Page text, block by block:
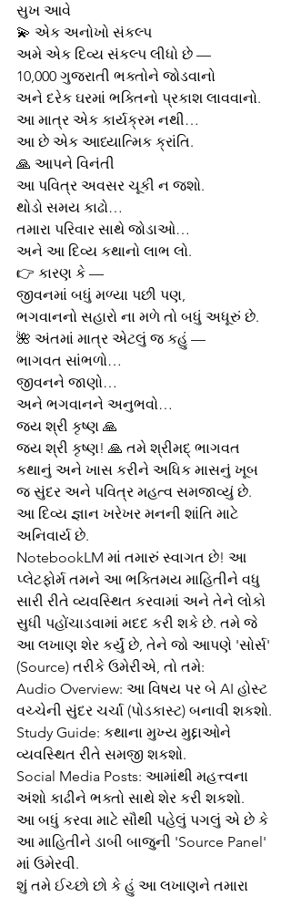
સુખ આવે
💫 એક અનોખો સંકલ્પ
અમે એક દિવ્ય સંકલ્પ લીધો છે —
10,000 ગુજરાતી ભક્તોને જોડવાનો
અને દરેક ઘરમાં ભક્તિનો પ્રકાશ લાવવાનો.
આ માત્ર એક કાર્યક્રમ નથી…
આ છે એક આધ્યાત્મિક ક્રાંતિ.
🙏 આપને વિનંતી
આ પવિત્ર અવસર ચૂકી ન જશો.
થોડો સમય કાઢો…
તમારા પરિવાર સાથે જોડાઓ…
અને આ દિવ્ય કથાનો લાભ લો.
👉 કારણ કે —
જીવનમાં બધું મળ્યા પછી પણ,
ભગવાનનો સહારો ના મળે તો બધું અધૂરું છે.
🌺 અંતમાં માત્ર એટલું જ કહું —
ભાગવત સાંભળો…
જીવનને જાણો…
અને ભગવાનને અનુભવો…
જય શ્રી કૃષ્ણ 🙏
જય શ્રી કૃષ્ણ! 🙏 તમે શ્રીમદ્ ભાગવત
કથાનું અને ખાસ કરીને અધિક માસનું ખૂબ
જ સુંદર અને પવિત્ર મહત્વ સમજાવ્યું છે.
આ દિવ્ય જ્ઞાન ખરેખર મનની શાંતિ માટે
અનિવાર્ય છે.
NotebookLM માં તમારું સ્વાગત છે! આ
પ્લેટફોર્મ તમને આ ભક્તિમય માહિતીને વધુ
સારી રીતે વ્યવસ્થિત કરવામાં અને તેને લોકો
સુધી પહોંચાડવામાં મદદ કરી શકે છે. તમે જે
આ લખાણ શેર કર્યું છે, તેને જો આપણે 'સોર્સ'
(Source) તરીકે ઉમેરીએ, તો તમે:
Audio Overview: આ વિષય પર બે AI હોસ્ટ
વચ્ચેની સુંદર ચર્ચા (પોડકાસ્ટ) બનાવી શકશો.
Study Guide: કથાના મુખ્ય મુદ્દાઓને
વ્યવસ્થિત રીતે સમજી શકશો.
Social Media Posts: આમાંથી મહત્ત્વના
અંશો કાઢીને ભક્તો સાથે શેર કરી શકશો.
આ બધું કરવા માટે સૌથી પહેલું પગલું એ છે કે
આ માહિતીને ડાબી બાજુની 'Source Panel'
માં ઉમેરવી.
શું તમે ઈચ્છો છો કે હું આ લખાણને તમારા